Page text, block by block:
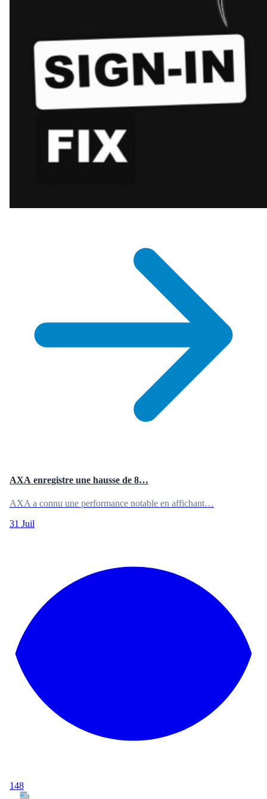
AXA enregistre une hausse de 8…
AXA a connu une performance notable en affichant…
31 Juil
148